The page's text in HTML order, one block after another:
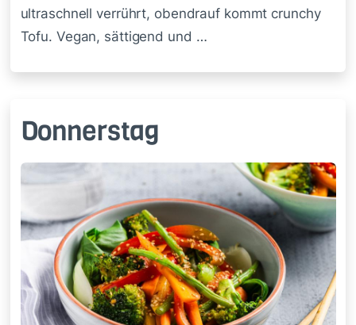
ultraschnell verrührt, obendrauf kommt crunchy
Tofu. Vegan, sättigend und …
Donnerstag